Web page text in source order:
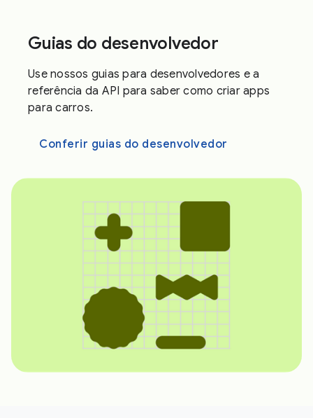
Guias do desenvolvedor
Use nossos guias para desenvolvedores e a
referência da API para saber como criar apps
para carros.
Conferir guias do desenvolvedor